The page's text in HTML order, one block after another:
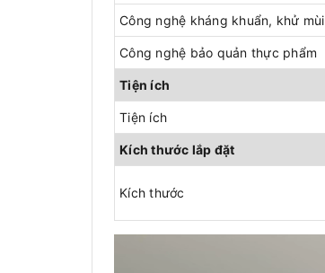
Công nghệ kháng khuẩn, khử mùi
Công nghệ bảo quản thực phẩm
Tiện ích
Tiện ích
Kích thước lắp đặt
Kích thước